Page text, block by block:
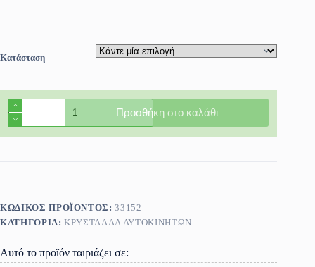
Κατάσταση
Φινιστρίνι
πόρτας
πίσω
αριστερό
2001
ποσότητα
Προσθήκη στο καλάθι
ΚΩΔΙΚΌΣ ΠΡΟΪΌΝΤΟΣ:33152
ΚΑΤΗΓΟΡΊΑ:ΚΡΎΣΤΑΛΛΑ ΑΥΤΟΚΙΝΉΤΩΝ
Αυτό το προϊόν ταιριάζει σε: